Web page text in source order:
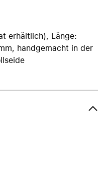
erhältlich), Länge:
handgemacht in der